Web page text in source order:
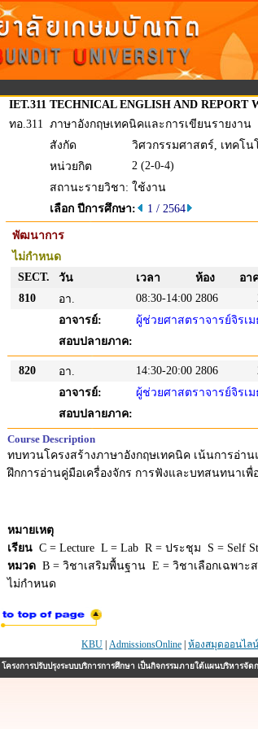
IET.311 TECHNICAL ENGLISH AND REPORT
ทอ.311 ภาษาอังกฤษเทคนิคและการเขียนรายงาน
สังกัด
วิศวกรรมศาสตร์, เทคโ
หน่วยกิต
2 (2-0-4)
สถานะรายวิชา: ใช้งาน
เลือก ปีการศึกษา:
1 / 2564
พัฒนาการ
ไม่กำหนด
SECT.
วัน เวลา ห้อง อา
810
อา. 08:30-14:00 2806
อาจารย์:
ผู้ช่วยศาสตราจารย์จิรเ
สอบปลายภาค:
820 อา. 14:30-20:00 2806
อาจารย์:
ผู้ช่วยศาสตราจารย์จิรเ
สอบปลายภาค:
Course Description
ทบทวนโครงสร้างภาษาอังกฤษเทคนิค เน้นการอ่า
ฝึกการอ่านคู่มือเครื่องจักร การฟังและบทสนทนาเ
หมายเหตุ
เรียน C = Lecture L = Lab R = ประชุม S = Self
หมวด B = วิชาเสริมพื้นฐาน E = วิชาเลือกเฉพา
ไม่กำหนด
KBU AdmissionsOnline ห้องสมุดออนไลน์
โครงการปรับปรุงระบบบริการการศึกษา เป็นกิจกรรมภายใต้แผนบริหาร